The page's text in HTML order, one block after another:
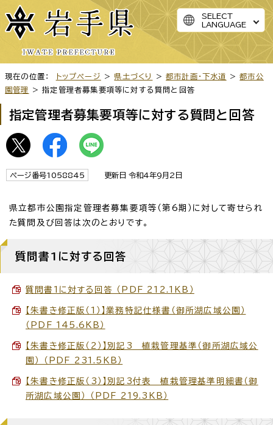
SELECT
LANGUAGE
現在の位置： トップページ > 県土づくり >都市計画・下水道 >都市公
園管理
> 指定管理者募集要項等に対する質問と回答
指定管理者募集要項等に対する質問と回答
ページ番号1058845 更新日 令和4年9月2日
県立都市公園指定管理者募集要項等（第6期）に対して寄せられ
た質問及び回答は次のとおりです。
質問書1に対する回答
質問書1に対する回答 （PDF 212.1KB）
【朱書き修正版（1）】業務特記仕様書（御所湖広域公園）
（PDF 145.6KB）
【朱書き修正版（2）】別記3 植栽管理基準（御所湖広域公
園） （PDF 231.5KB）
【朱書き修正版（3）】別記3付表 植栽管理基準明細書（御
所湖広域公園） （PDF 219.3KB）